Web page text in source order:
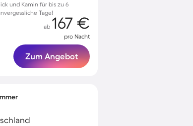
und Kamin für bis zu 6
Tage!
ab 167 €
pro Nacht
Zum Angebot